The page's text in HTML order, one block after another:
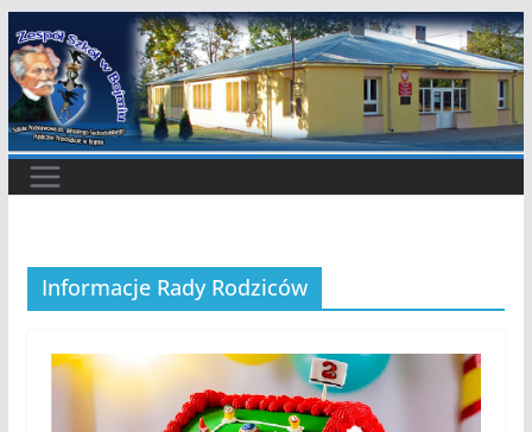
Przejdź
do
treści
Informacje Rady Rodziców